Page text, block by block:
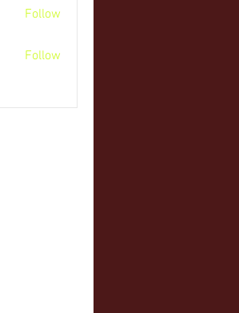
Follow
Follow